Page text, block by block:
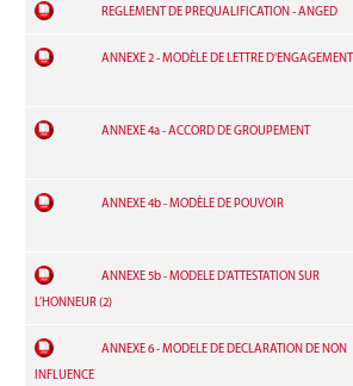
REGLEMENT DE PREQUALIFICATION - ANGED
ANNEXE 2 - MODÈLE DE LETTRE D'ENGAGEMENT
ANNEXE 4a - ACCORD DE GROUPEMENT
ANNEXE 4b - MODÈLE DE POUVOIR
ANNEXE 5b - MODELE D’ATTESTATION SUR
L’HONNEUR (2)
ANNEXE 6 - MODELE DE DECLARATION DE NON
INFLUENCE